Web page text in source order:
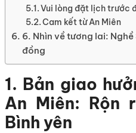
Vui lòng đặt lịch trước
Cam kết từ An Miên
6. Nhìn về tương lai:
đồng
1. Bản giao
An Miên: Rộn
Bình yên